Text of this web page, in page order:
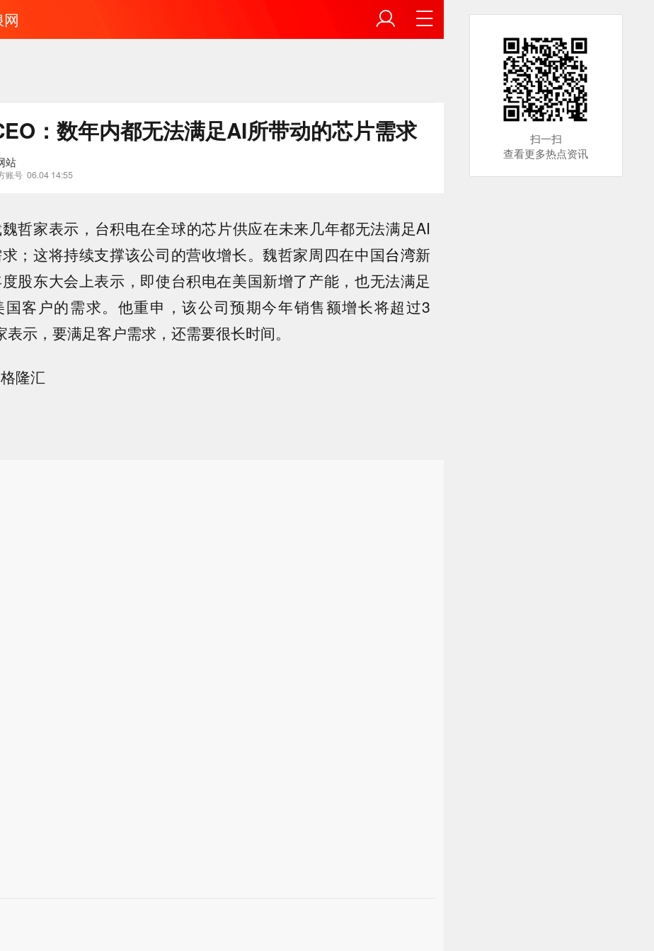
：数年内都无法满足AI所带动的芯片需求
站
账号 06.04 14:55
哲家表示，台积电在全球的芯片供应在未来几年都无法满足AI
；这将持续支撑该公司的营收增长。魏哲家周四在中国台湾新
股东大会上表示，即使台积电在美国新增了产能，也无法满足
国客户的需求。他重申，该公司预期今年销售额增长将超过3
表示，要满足客户需求，还需要很长时间。
隆汇
扫一扫
查看更多热点资讯